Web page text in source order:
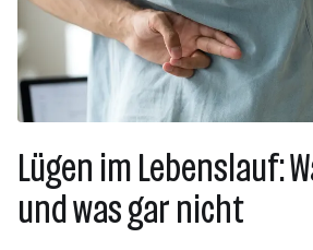
Lügen im Lebenslauf:
und was gar nicht